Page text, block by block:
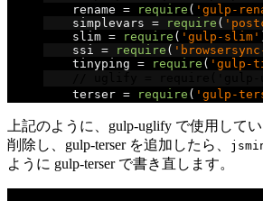
    rename
= require ( 'gulp-
    simplevars
= require (
    slim
= require ( 'gulp-slim'
    ssi
= require (
    tinyping
= require ( 'gulp-
    terser
= require ( 'gulp-
上記のように、gulp-uglify で使用して
削除し、gulp-terser を追加したら、
ように gulp-terser で書き直します。